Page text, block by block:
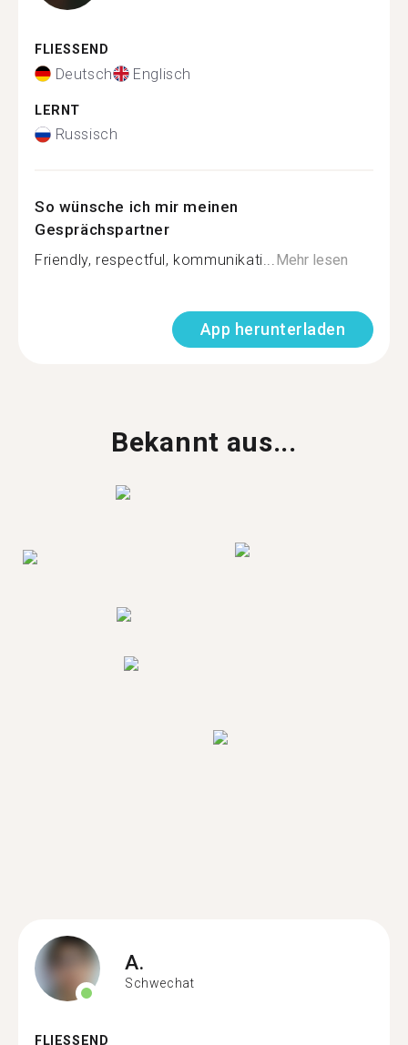
FLIESSEND
Deutsch Englisch
LERNT
Russisch
So wünsche ich mir meinen
Gesprächspartner
Friendly, respectful, kommunikati...Mehr lesen
App herunterladen
Bekannt aus...
A.
Schwechat
FLIESSEND